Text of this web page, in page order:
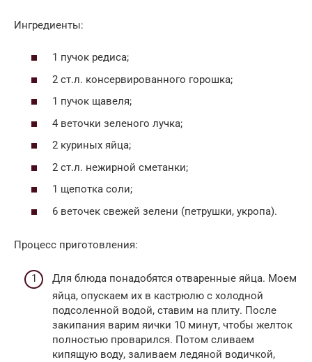
Ингредиенты:
1 пучок редиса;
2 ст.л. консервированного горошка;
1 пучок щавеля;
4 веточки зеленого лучка;
2 куриных яйца;
2 ст.л. нежирной сметанки;
1 щепотка соли;
6 веточек свежей зелени (петрушки, укропа).
Процесс приготовления:
Для блюда понадобятся отваренные яйца. Моем
яйца, опускаем их в кастрюлю с холодной
подсоленной водой, ставим на плиту. После
закипания варим яички 10 минут, чтобы желток
полностью проварился. Потом сливаем
кипящую воду, заливаем ледяной водичкой,